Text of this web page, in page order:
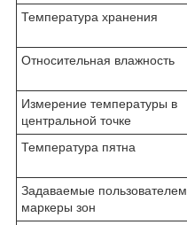
Температура хранения
Относительная влажность
Измерение температуры в
центральной точке
Температура пятна
Задаваемые пользователем
маркеры зон